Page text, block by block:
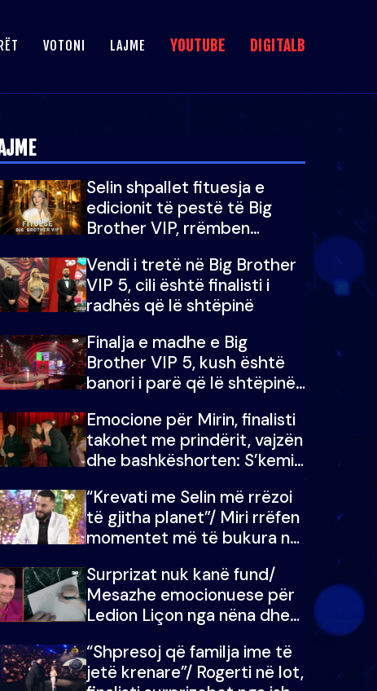
VOTONI LAJME YOUTUBE DIGITALB
Selin shpallet fituesja e
edicionit të pestë të Big
Brother VIP, rrëmben
mijë eurosh
Vendi i tretë në Big Brother
VIP 5, cili është finalisti i
radhës që lë shtëpinë
Finalja e madhe e Big
Brother VIP 5, kush është
banori i parë që lë shtëpinë
fituar çmimin e madh
Emocione për Mirin, finalisti
takohet me prindërit, vajzën
dhe bashkëshorten: S’kemi
“Krevati me Selin më rrëzoi
të gjitha planet”/ Miri rrëfen
momentet më të bukura në
mungojë zilja e mëngjesit
kur…
Surprizat nuk kanë fund/
Mesazhe emocionuese për
Ledion Liçon nga nëna dhe
i mban dot lotët: Nuk
meritoj…
“Shpresoj që familja ime të
jetë krenare”/ Rogerti në lot,